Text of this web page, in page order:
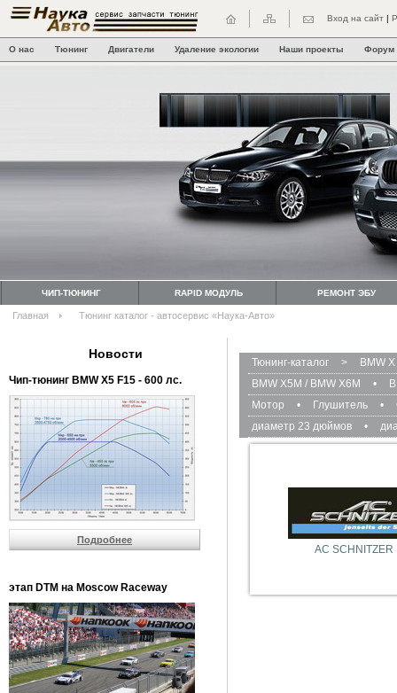
Вход на сайт |
О нас Тюнинг Двигатели Удаление экологии Наши проекты Форум
ЧИП-ТЮНИНГ RAPID МОДУЛЬ РЕМОНТ ЭБУ
Главная Тюнинг каталог - автосервис «Наука-Авто»
Новости
Чип-тюнинг BMW Х5 F15 - 600 лс.
Подробнее
этап DTM на Moscow Raceway
Тюнинг-каталог >
BMW
BMW X5M / BMW X6M
•
Мотор
• Глушитель •
диаметр 23 дюймов
•
AC SCHNITZER